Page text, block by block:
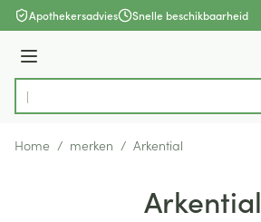
Ga naar de inhoud
Apothekersadvies Snelle beschikbaarheid
Menu
Product, merk, categorie...
Home / merken / Arkential
Arkential